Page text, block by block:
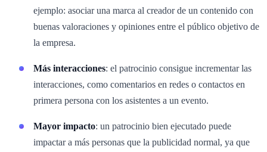
ejemplo: asociar una marca al creador de un contenido con
buenas valoraciones y opiniones entre el público objetivo de
la empresa.
Más interacciones: el patrocinio consigue incrementar las
interacciones, como comentarios en redes o contactos en
primera persona con los asistentes a un evento.
Mayor impacto: un patrocinio bien ejecutado puede
impactar a más personas que la publicidad normal, ya que